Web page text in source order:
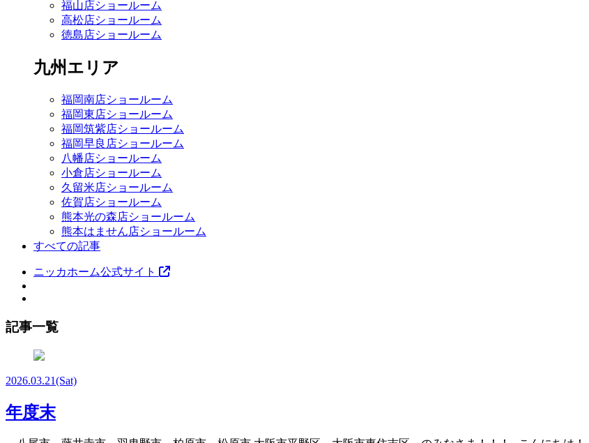
福山店ショールーム
高松店ショールーム
徳島店ショールーム
九州エリア
福岡南店ショールーム
福岡東店ショールーム
福岡筑紫店ショールーム
福岡早良店ショールーム
八幡店ショールーム
小倉店ショールーム
久留米店ショールーム
佐賀店ショールーム
熊本光の森店ショールーム
熊本はません店ショールーム
すべての記事
ニッカホーム公式サイト
記事一覧
2026.03.21(Sat)
年度末